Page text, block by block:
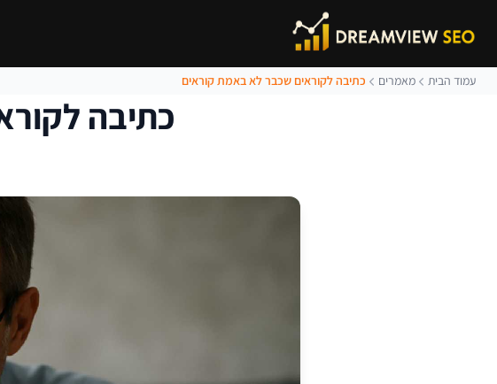
עמוד הבית מאמרים כתיבה לקוראים שכבר לא באמת קוראים
כתיבה